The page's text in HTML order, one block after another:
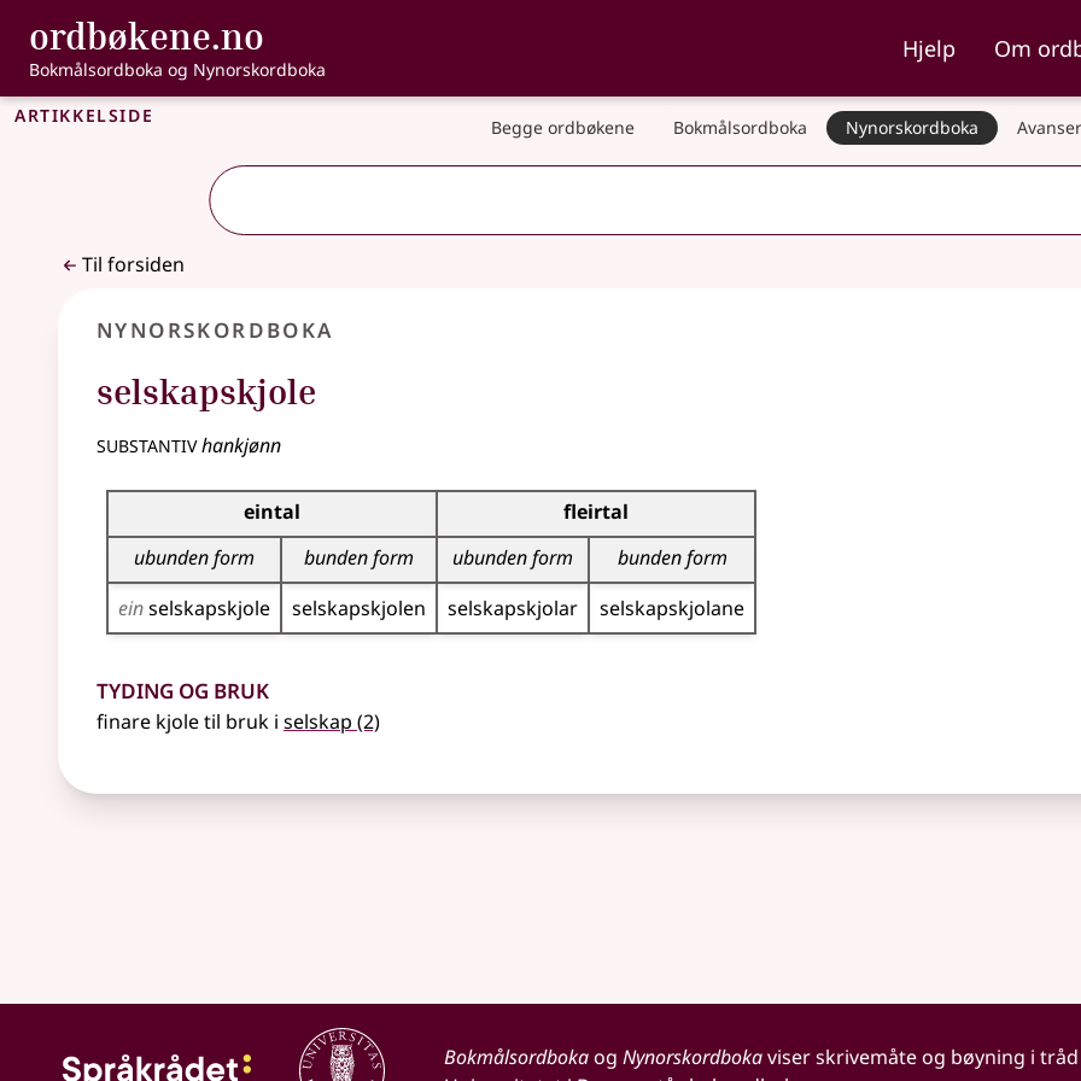
Gå til hovedinnhold
Tilgjengelighet
ordbøkene.no , Bokmålsordboka og Nynorskordboka
Bokmålsordboka og Nynorskordboka
Hjelp Om
Artikkelside Begge ordbøkene Bokmålsordboka Nynorskordboka
Til forsiden
Nynorskordboka
selskapskjole
substantivhankjønn
Bøyningstabell for dette substantivet
eintal
fleirtal
ubunden form
bunden form ubunden form
bunden form
einselskaps­kjole selskaps­kjolen selskaps­kjolar selskaps­kjolane
Tyding og bruk
finare kjole til bruk i selskap (2)
Bokmålsordbokaog Nynorskordbokaviser skrivemåte og bøyning i